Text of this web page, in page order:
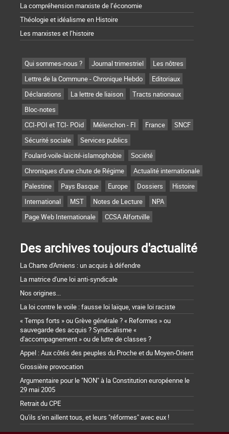
La compréhension marxiste de l’économie
Théologie et idéalisme en Histoire
Les marxistes et l’histoire
Qui sommes-nous ? Journal trimestriel
Les nôtres
Lettre de la Commune - Chronique Hebdo
Editoriaux
Déclarations
La lettre de liaison
Tracts nationaux
Bloc-notes
CCI-POI et TCI- POid
Mélenchon - FI France
SNCF
Sécurité sociale
Services publics
Foulard-voile-laïcité-islamophobie
Société
Chroniques d'une chute de Régime
Actualité internationale
Palestine
Pays Basque Europe Dossiers
Histoire
International
MST Notes de Lecture
NPA
Page Web Internationale
CCSA Alfortville
Des archives toujours d'actualité
La Charte d'Amiens : un acquis à défendre
La matrice d'une loi anti-syndicale
Nos origines...
La loi contre le voile : fausse loi laïque, vraie loi raciste
« Temps forts » ou Grève générale ? « Reformes » ou
sauvegarde des acquis ? Syndicalisme «
d'accompagnement » ou de lutte de classes ?
Appel : Aux côtés des peuples du Proche et du Moyen-Orient
Grossière provocation
Argumentaire pour le "NON" à la Constitution européenne le
29 mai 2005
Retrait du CPE
Qu'ils s'en aillent tous, et leurs "réformes" avec eux !